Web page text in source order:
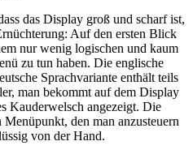
das Display groß und scharf ist,
Auf den ersten Blick
nur wenig logischen und kaum
zu tun haben. Die englische
Sprachvariante enthält teils
man bekommt auf dem Display
Kauderwelsch angezeigt. Die
den man anzusteuern
von der Hand.